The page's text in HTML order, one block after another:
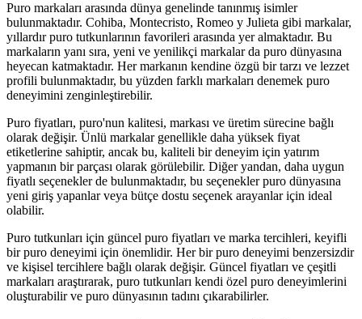
Puro markaları arasında dünya genelinde tanınmış isimler
bulunmaktadır. Cohiba, Montecristo, Romeo y Julieta gibi markalar,
yıllardır puro tutkunlarının favorileri arasında yer almaktadır. Bu
markaların yanı sıra, yeni ve yenilikçi markalar da puro dünyasına
heyecan katmaktadır. Her markanın kendine özgü bir tarzı ve lezzet
profili bulunmaktadır, bu yüzden farklı markaları denemek puro
deneyimini zenginleştirebilir.
Puro fiyatları, puro'nun kalitesi, markası ve üretim sürecine bağlı
olarak değişir. Ünlü markalar genellikle daha yüksek fiyat
etiketlerine sahiptir, ancak bu, kaliteli bir deneyim için yatırım
yapmanın bir parçası olarak görülebilir. Diğer yandan, daha uygun
fiyatlı seçenekler de bulunmaktadır, bu seçenekler puro dünyasına
yeni giriş yapanlar veya bütçe dostu seçenek arayanlar için ideal
olabilir.
Puro tutkunları için güncel puro fiyatları ve marka tercihleri, keyifli
bir puro deneyimi için önemlidir. Her bir puro deneyimi benzersizdir
ve kişisel tercihlere bağlı olarak değişir. Güncel fiyatları ve çeşitli
markaları araştırarak, puro tutkunları kendi özel puro deneyimlerini
oluşturabilir ve puro dünyasının tadını çıkarabilirler.